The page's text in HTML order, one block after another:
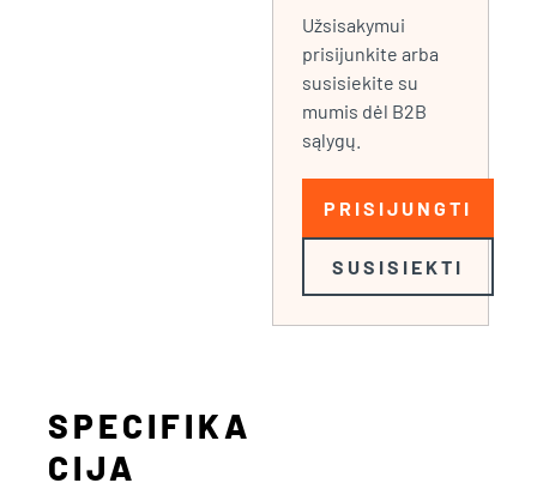
Užsisakymui
prisijunkite arba
susisiekite su
mumis dėl B2B
sąlygų.
PRISIJUNGTI
SUSISIEKTI
SPECIFIKA
CIJA